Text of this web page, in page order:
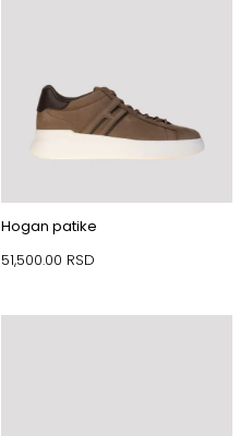
Hogan patike
51,500.00 RSD